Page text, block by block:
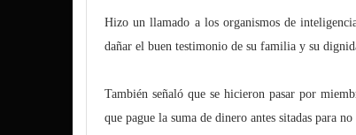
Hizo un llamado a los organismos de
dañar el buen testimonio de su familia y su
También señaló que se hicieron pasar por
que pague la suma de dinero antes sitadas para